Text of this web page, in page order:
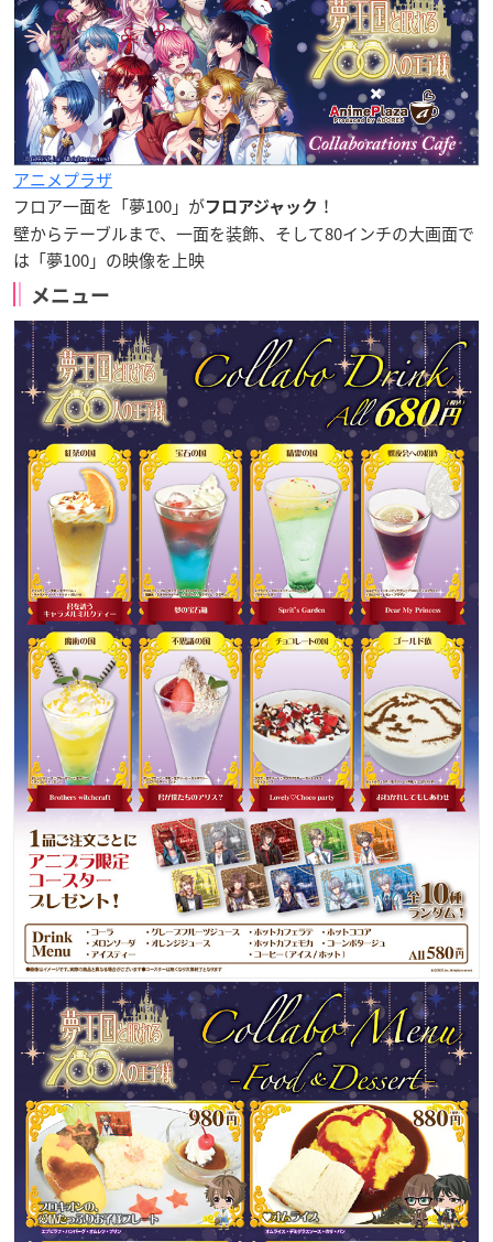
アニメプラザ
フロア一面を「夢100」がフロアジャック ！
壁からテーブルまで、一面を装飾、そして80インチの大画面で
は「夢100」の映像を上映
メニュー